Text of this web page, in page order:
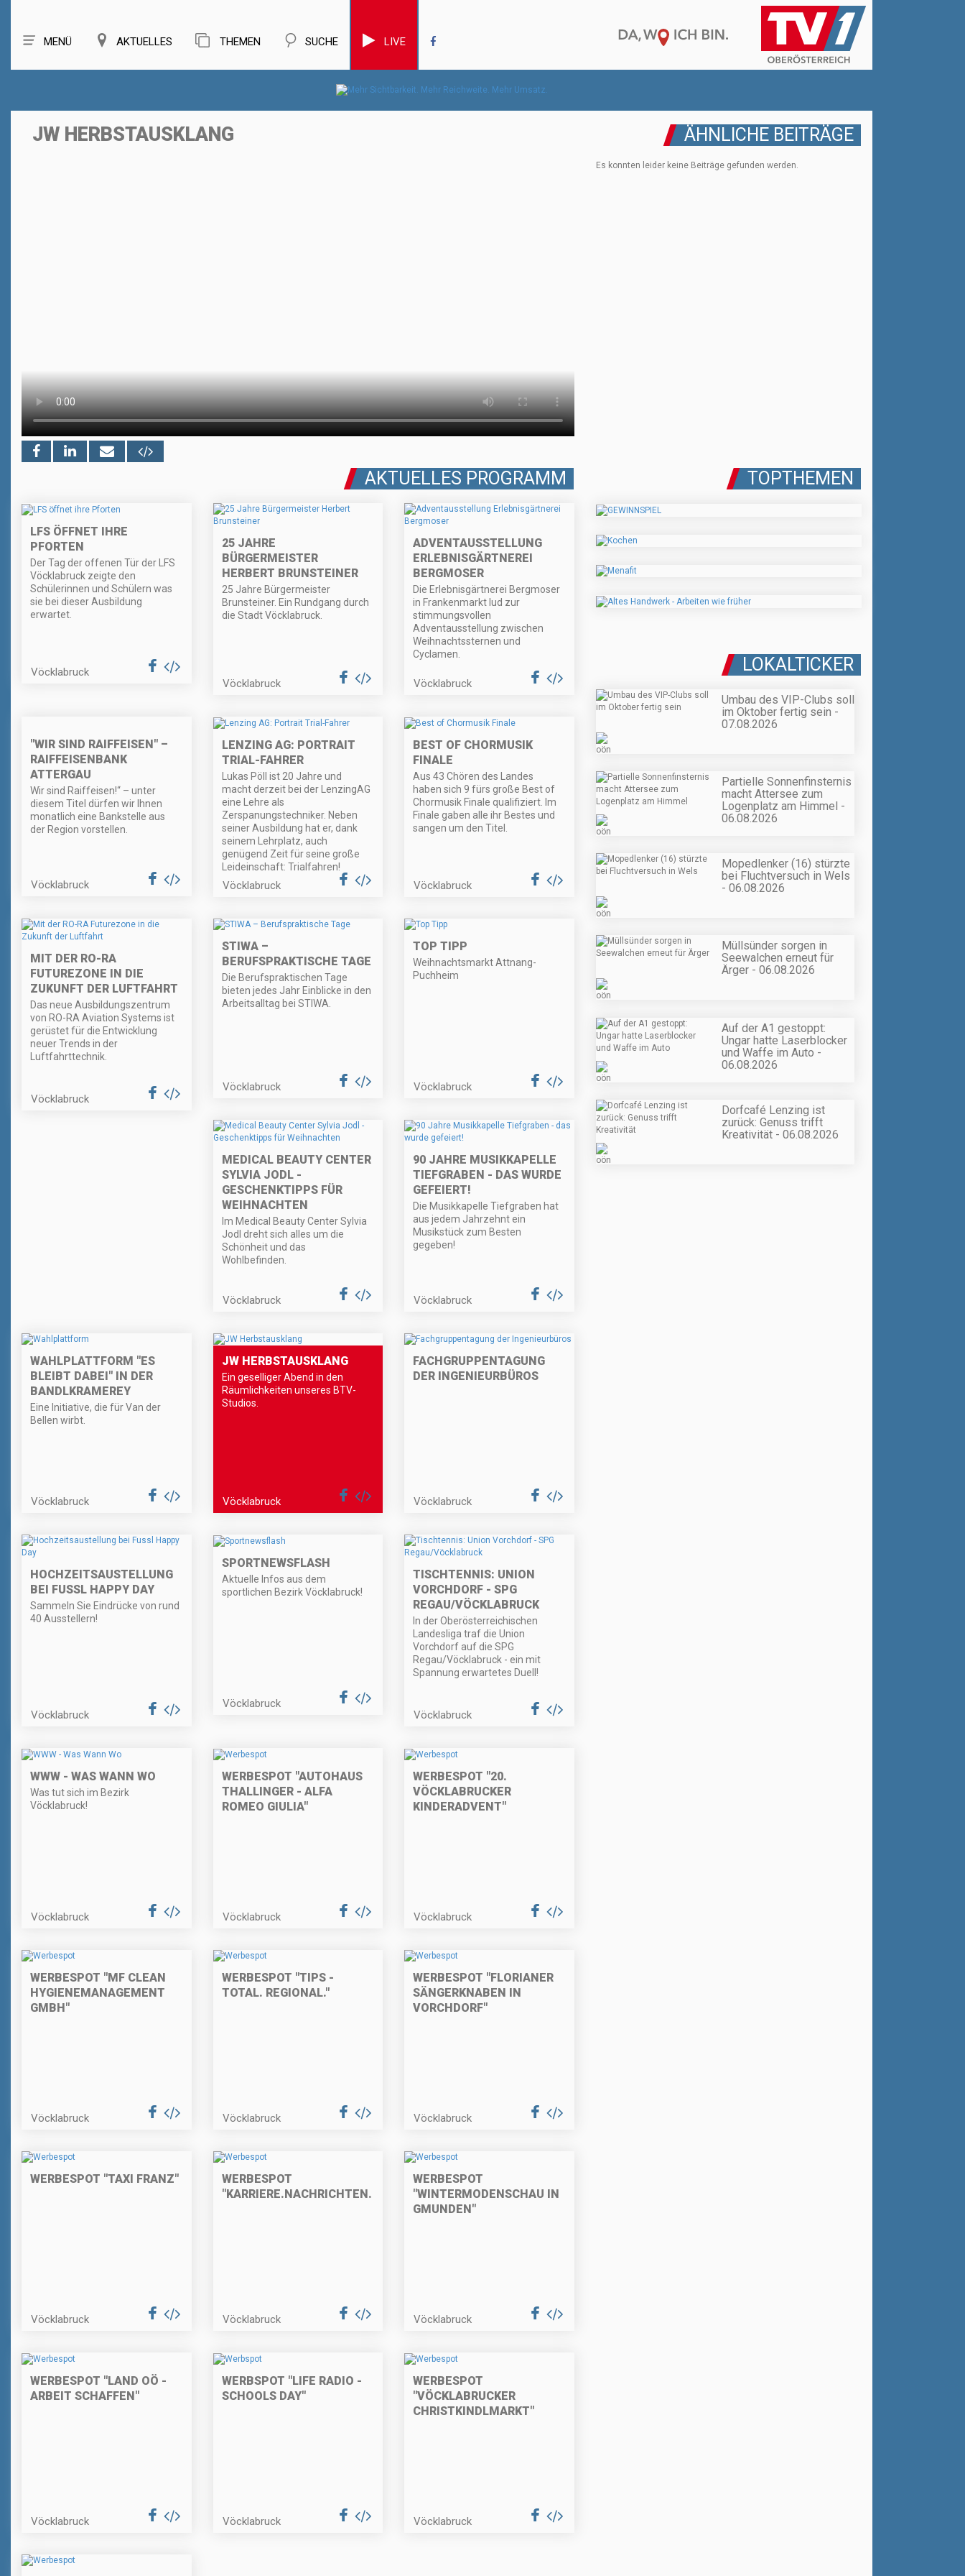
MENÜ AKTUELLES THEMEN SUCHE LIVE
JW HERBSTAUSKLANG ÄHNLICHE BEITRÄGE
Es konnten leider keine Beiträge gefunden werden.
AKTUELLES PROGRAMM
LFS ÖFFNET IHRE
PFORTEN
Der Tag der offenen Tür der LFS
Vöcklabruck zeigte den
Schülerinnen und Schülern was
sie bei dieser Ausbildung
erwartet.
Vöcklabruck
25 JAHRE
BÜRGERMEISTER
HERBERT BRUNSTEINER
25 Jahre Bürgermeister
Brunsteiner. Ein Rundgang durch
die Stadt Vöcklabruck.
Vöcklabruck
ADVENTAUSSTELLUNG
ERLEBNISGÄRTNEREI
BERGMOSER
Die Erlebnisgärtnerei Bergmoser
in Frankenmarkt lud zur
stimmungsvollen
Adventausstellung zwischen
Weihnachtssternen und
Cyclamen.
Vöcklabruck
"WIR SIND RAIFFEISEN" –
RAIFFEISENBANK
ATTERGAU
Wir sind Raiffeisen!“ – unter
diesem Titel dürfen wir Ihnen
monatlich eine Bankstelle aus
der Region vorstellen.
Vöcklabruck
LENZING AG: PORTRAIT
TRIAL-FAHRER
Lukas Pöll ist 20 Jahre und
macht derzeit bei der LenzingAG
eine Lehre als
Zerspanungstechniker. Neben
seiner Ausbildung hat er, dank
seinem Lehrplatz, auch
genügend Zeit für seine große
Leideinschaft: Trialfahren!
Vöcklabruck
BEST OF CHORMUSIK
FINALE
Aus 43 Chören des Landes
haben sich 9 fürs große Best of
Chormusik Finale qualifiziert. Im
Finale gaben alle ihr Bestes und
sangen um den Titel.
Vöcklabruck
MIT DER RO-RA
FUTUREZONE IN DIE
ZUKUNFT DER LUFTFAHRT
Das neue Ausbildungszentrum
von RO-RA Aviation Systems ist
gerüstet für die Entwicklung
neuer Trends in der
Luftfahrttechnik.
Vöcklabruck
STIWA –
BERUFSPRAKTISCHE TAGE
Die Berufspraktischen Tage
bieten jedes Jahr Einblicke in den
Arbeitsalltag bei STIWA.
Vöcklabruck
TOP TIPP
Weihnachtsmarkt Attnang-
Puchheim
Vöcklabruck
MEDICAL BEAUTY CENTER
SYLVIA JODL -
GESCHENKTIPPS FÜR
WEIHNACHTEN
Im Medical Beauty Center Sylvia
Jodl dreht sich alles um die
Schönheit und das
Wohlbefinden.
Vöcklabruck
90 JAHRE MUSIKKAPELLE
TIEFGRABEN - DAS WURDE
GEFEIERT!
Die Musikkapelle Tiefgraben hat
aus jedem Jahrzehnt ein
Musikstück zum Besten
gegeben!
Vöcklabruck
WAHLPLATTFORM "ES
BLEIBT DABEI" IN DER
BANDLKRAMEREY
Eine Initiative, die für Van der
Bellen wirbt.
Vöcklabruck
JW HERBSTAUSKLANG
Ein geselliger Abend in den
Räumlichkeiten unseres BTV-
Studios.
Vöcklabruck
FACHGRUPPENTAGUNG
DER INGENIEURBÜROS
Vöcklabruck
HOCHZEITSAUSTELLUNG
BEI FUSSL HAPPY DAY
Sammeln Sie Eindrücke von rund
40 Ausstellern!
Vöcklabruck
SPORTNEWSFLASH
Aktuelle Infos aus dem
sportlichen Bezirk Vöcklabruck!
Vöcklabruck
TISCHTENNIS: UNION
VORCHDORF - SPG
REGAU/VÖCKLABRUCK
In der Oberösterreichischen
Landesliga traf die Union
Vorchdorf auf die SPG
Regau/Vöcklabruck - ein mit
Spannung erwartetes Duell!
Vöcklabruck
WWW - WAS WANN WO
Was tut sich im Bezirk
Vöcklabruck!
Vöcklabruck
WERBESPOT "AUTOHAUS
THALLINGER - ALFA
ROMEO GIULIA"
Vöcklabruck
WERBESPOT "20.
VÖCKLABRUCKER
KINDERADVENT"
Vöcklabruck
WERBESPOT "MF CLEAN
HYGIENEMANAGEMENT
GMBH"
Vöcklabruck
WERBESPOT "TIPS -
TOTAL. REGIONAL."
Vöcklabruck
WERBESPOT "FLORIANER
SÄNGERKNABEN IN
VORCHDORF"
Vöcklabruck
WERBESPOT "TAXI FRANZ"
Vöcklabruck
WERBESPOT
"KARRIERE.NACHRICHTEN.AT"
Vöcklabruck
WERBESPOT
"WINTERMODENSCHAU IN
GMUNDEN"
Vöcklabruck
WERBESPOT "LAND OÖ -
ARBEIT SCHAFFEN"
Vöcklabruck
WERBSPOT "LIFE RADIO -
SCHOOLS DAY"
Vöcklabruck
WERBESPOT
"VÖCKLABRUCKER
CHRISTKINDLMARKT"
Vöcklabruck
TOPTHEMEN
LOKALTICKER
Umbau des VIP-Clubs soll
im Oktober fertig sein -
07.08.2026
Partielle Sonnenfinsternis
macht Attersee zum
Logenplatz am Himmel -
06.08.2026
Mopedlenker (16) stürzte
bei Fluchtversuch in Wels
- 06.08.2026
Müllsünder sorgen in
Seewalchen erneut für
Ärger - 06.08.2026
Auf der A1 gestoppt:
Ungar hatte Laserblocker
und Waffe im Auto -
06.08.2026
Dorfcafé Lenzing ist
zurück: Genuss trifft
Kreativität - 06.08.2026